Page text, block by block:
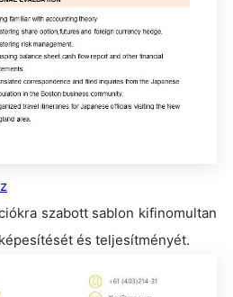
szabott sablon kifinomultan
és teljesítményét.